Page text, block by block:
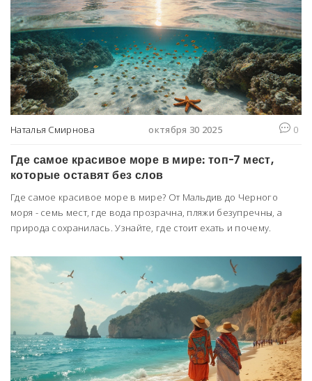
Наталья Смирнова октября 30 2025 0
Где самое красивое море в мире: топ-7 мест,
которые оставят без слов
Где самое красивое море в мире? От Мальдив до Черного
моря - семь мест, где вода прозрачна, пляжи безупречны, а
природа сохранилась. Узнайте, где стоит ехать и почему.